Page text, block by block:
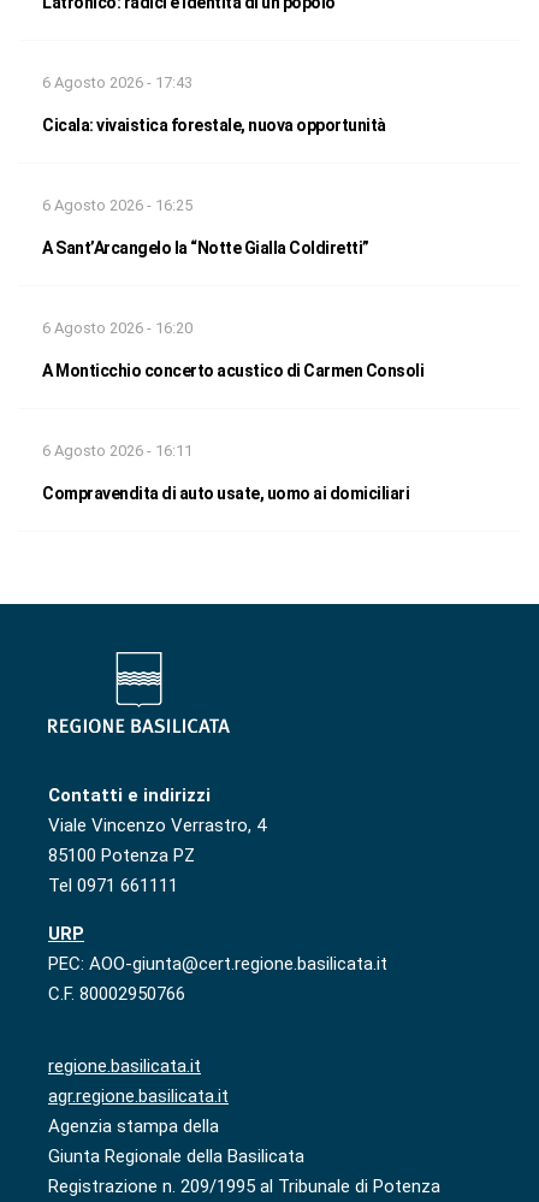
6 Agosto 2026 - 17:43
Cicala: vivaistica forestale, nuova opportunità
6 Agosto 2026 - 16:25
A Sant’Arcangelo la “Notte Gialla Coldiretti”
6 Agosto 2026 - 16:20
A Monticchio concerto acustico di Carmen Consoli
6 Agosto 2026 - 16:11
Compravendita di auto usate, uomo ai domiciliari
Contatti e indirizzi
Viale Vincenzo Verrastro, 4
85100 Potenza PZ
Tel 0971 661111
URP
PEC: AOO-giunta@cert.regione.basilicata.it
C.F. 80002950766
regione.basilicata.it
agr.regione.basilicata.it
Agenzia stampa della
Giunta Regionale della Basilicata
Registrazione n. 209/1995 al Tribunale di Potenza